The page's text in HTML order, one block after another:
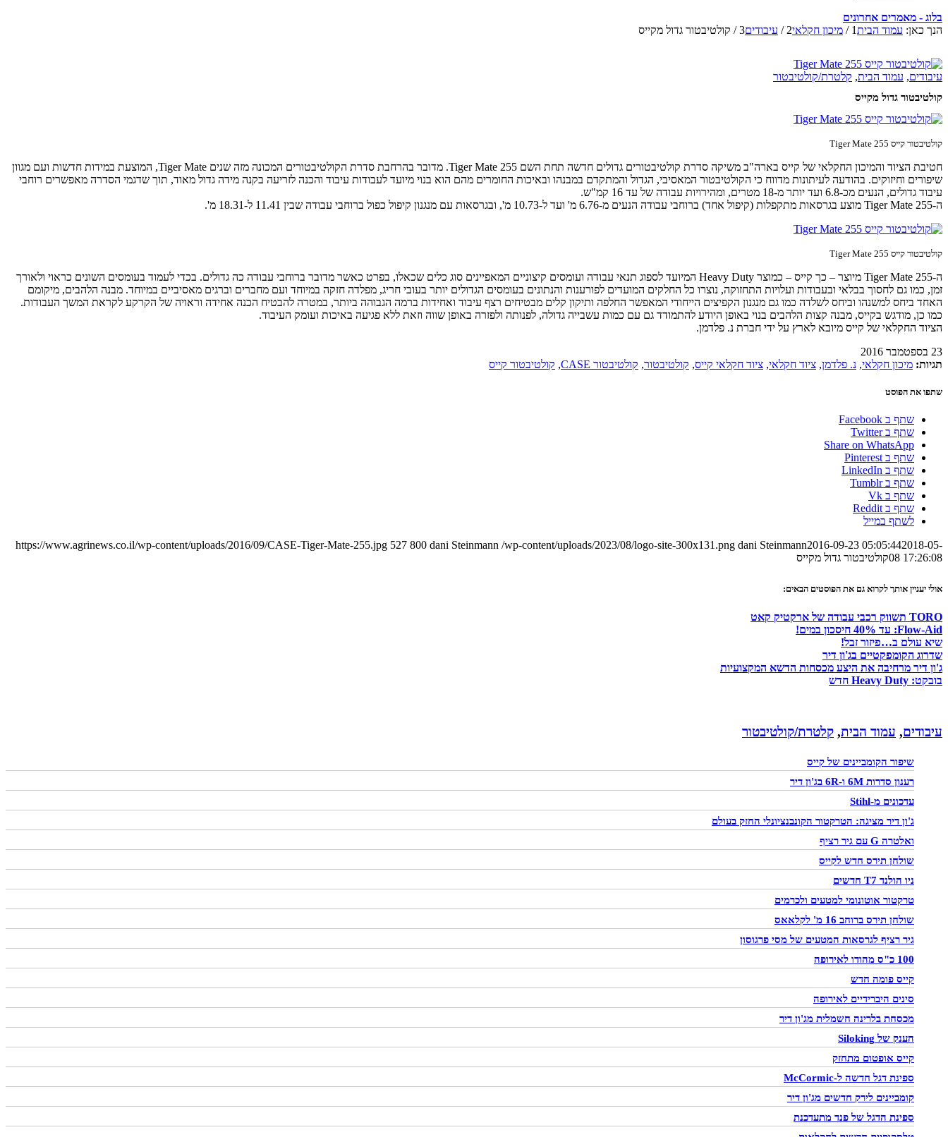
בלוג - מאמרים אחרונים
הנך כאן: עמוד הבית1
/ מיכון חקלאי2
/ עיבודים3
/ קולטיבטור גדול מקייס
עיבודים, עמוד הבית, קלטרת/קולטיבטור
קולטיבטור גדול מקייס
קולטיבטור קייס Tiger Mate 255
חטיבת הציוד והמיכון החקלאי של קייס בארה"ב משיקה סדרת קולטיבטורים גדולים חדשה תחת השם Tiger Mate 255. מדובר בהרחבת סדרת הקולטיבטורים המכונה מזה שנים Tiger Mate, המוצעת במידות חדשות ועם מגוון
שיפורים וחיזוקים. בהודעה לעיתונות מדווח כי הקולטיבטור המאסיבי, הגדול והמתקדם במבנהו ובאיכות החומרים מהם הוא בנוי מיועד לעבודות עיבוד והכנה לזריעה בקנה מידה גדול מאוד, תוך שדגמי הסדרה מאפשרים רוחבי
עיבוד גדולים, הנעים מכ-6.8 ועד יותר מ-18 מטרים, ומהירויות עבודה של עד 16 קמ"ש.
ה-Tiger Mate 255 מוצע בגרסאות מתקפלות (קיפול אחד) ברוחבי עבודה הנעים מ-6.76 מ' ועד ל-10.73 מ', ובגרסאות עם מנגנון קיפול כפול ברוחבי עבודה שבין 11.41 ל-18.31 מ'.
קולטיבטור קייס Tiger Mate 255
ה-Tiger Mate 255 מיוצר – כך קייס – כמוצר Heavy Duty המיועד לספוג תנאי עבודה ועומסים קיצוניים המאפיינים סוג כלים שכאלו, בפרט כאשר מדובר ברוחבי עבודה כה גדולים. בכדי לעמוד בעומסים השונים כראוי ולאורך
זמן, כמו גם לחסוך בבלאי ובעבודות ועלויות התחזוקה, נוצרו כל החלקים המועדים לפורענות והנתונים בעומסים הגדולים יותר בעובי חריג, מפלדה חזקה במיוחד ועם מחברים וברגים מאסיביים במיוחד. מבנה הלהבים, מיקומם
האחד ביחס למשנהו וביחס לשלדה כמו גם מנגנון הקפיצים הייחודי המאפשר החלפה ותיקון קלים מבטיחים רצף עיבוד ואחידות ברמה הגבוהה ביותר, במטרה להבטיח הכנה אחידה וראויה של הקרקע לקראת המשך העבודות.
כמו כן, מודגש בקייס, מבנה קצות הלהבים בנוי באופן היודע להתמודד גם עם כמות עשבייה גדולה, לפנותה ולפזרה באופן שווה וזאת ללא פגיעה באיכות ועומק העיבוד.
הציוד החקלאי של קייס מיובא לארץ על ידי חברת נ. פלדמן.
23 בספטמבר 2016
תגיות: מיכון חקלאי, נ. פלדמן, ציוד חקלאי, ציוד חקלאי קייס, קולטיבטור, קולטיבטור CASE , קולטיבטור קייס
שתפו את הפוסט
שתף ב Facebook
שתף ב Twitter
Share on WhatsApp
שתף ב Pinterest
שתף ב LinkedIn
שתף ב Tumblr
שתף ב Vk
שתף ב Reddit
לשתף במייל
https://www.agrinews.co.il/wp-content/uploads/2016/09/CASE-Tiger-Mate-255.jpg 527 800 dani Steinmann /wp-content/uploads/2023/08/logo-site-300x131.png dani Steinmann2016-09-23 05:05:442018-05-
08 17:26:08קולטיבטור גדול מקייס
אולי יעניין אותך לקרוא גם את הפוסטים הבאים:
TORO תשווק רכבי עבודה של ארקטיק קאט
Flow-Aid: עד 40% חיסכון במים!
שיא עולם ב…פיזור זבל!
שדרוג הקומפקטיים בג'ון דיר
ג'ון דיר מרחיבה את היצע מכסחות הדשא המקצועיות
בובקט: Heavy Duty חדש
עיבודים, עמוד הבית, קלטרת/קולטיבטור
שיפור הקומביינים של קייס
רענון סדרות 6M ו-6R בג'ון דיר
עדכונים מ-Stihl
ג'ון דיר מציגה: הטרקטור הקונבנציונלי החזק בעולם
ואלטרה G עם גיר רציף
שולחן תירס חדש לקייס
ניו הולנד T7 חדשים
טרקטור אוטונומי למטעים ולכרמים
שולחן תירס ברוחב 16 מ' לקלאאס
גיר רציף לגרסאות המטעים של מסי פרגוסון
100 כ"ס מהודו לאירופה
קייס פומה חדש
סינים היברידיים לאירופה
מכסחת בלרינה חשמלית מג'ון דיר
הענק של Siloking
קייס אופטום מתחזק
ספינת דגל חדשה ל-McCormic
קומביינים לירק חדשים מג'ון דיר
ספינת הדגל של פנד מתעדכנת